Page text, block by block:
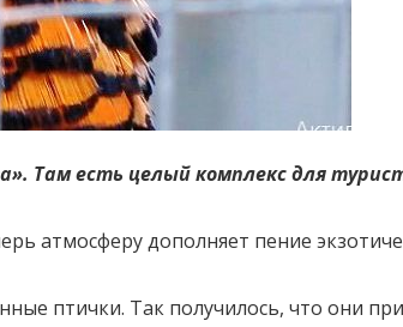
Там есть целый комплекс для
атмосферу дополняет пение
птички. Так получилось, что они